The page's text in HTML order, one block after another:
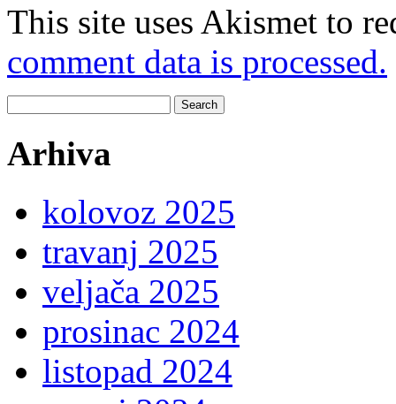
This site uses Akismet to
comment data is processed.
for:
Arhiva
kolovoz 2025
travanj 2025
veljača 2025
prosinac 2024
listopad 2024